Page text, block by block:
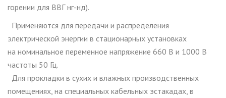
горении для ВВГ нг-нд).
Применяются для передачи и распределения
электрической энергии в стационарных установках
на номинальное переменное напряжение 660 В и 1000 В
частоты 50 Гц.
Для прокладки в сухих и влажных производственных
помещениях, на специальных кабельных эстакадах, в